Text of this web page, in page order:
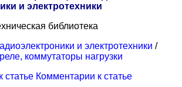
и электротехники
и электротехники /
коммутаторы нагрузки
Комментарии к статье